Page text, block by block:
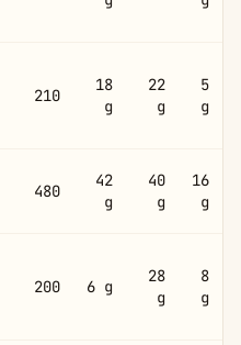
210
18
g
22
g
5
g
480
42
g
40
g
16
g
200 6 g
28
g
8
g